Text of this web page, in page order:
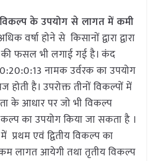
विकल्प के उपयोग से लागत में कमी
वर्षा होने से किसानों द्वारा द्वारा
फसल भी लगाई गई है। कंद
नामक उर्वरक का उपयोग
है। उपरोक्त तीनों विकल्पों में
के आधार पर जो भी विकल्प
का उपयोग किया जा सकता है ।
प्रथम एवं द्वितीय विकल्प का
लागत आयेगी तथा तृतीय विकल्प